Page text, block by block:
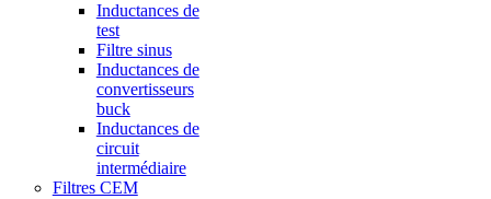
Inductances de
test
Filtre sinus
Inductances de
convertisseurs
buck
Inductances de
circuit
intermédiaire
Filtres CEM